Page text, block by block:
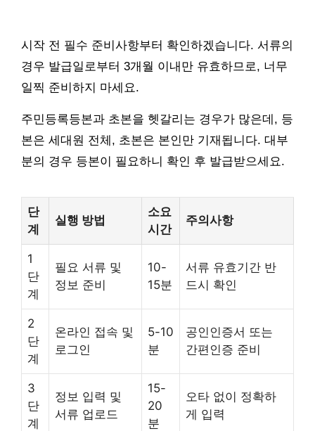
시작 전 필수 준비사항부터 확인하겠습니다. 서류의
경우 발급일로부터 3개월 이내만 유효하므로, 너무
일찍 준비하지 마세요.
주민등록등본과 초본을 헷갈리는 경우가 많은데, 등
본은 세대원 전체, 초본은 본인만 기재됩니다. 대부
분의 경우 등본이 필요하니 확인 후 발급받으세요.
단
계
실행 방법
소요
시간
주의사항
1
단
계
필요 서류 및
정보 준비
10-
15분
서류 유효기간 반
드시 확인
2
단
계
온라인 접속 및
로그인
5-10
분
공인인증서 또는
간편인증 준비
3
단
계
정보 입력 및
서류 업로드
15-
20
분
오타 없이 정확하
게 입력